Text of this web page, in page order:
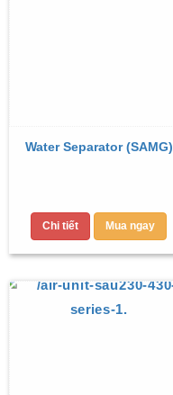
Water Separator (SAMG)
Chi tiết Mua ngay